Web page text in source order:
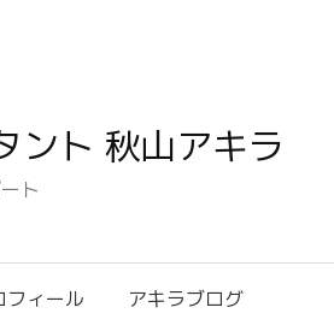
ント 秋山アキラ
ト
フィール アキラブログ